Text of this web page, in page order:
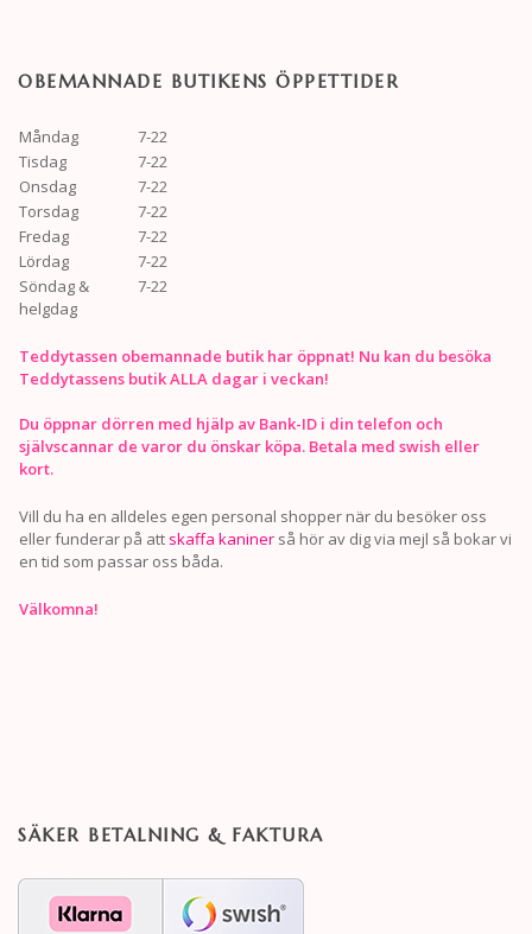
OBEMANNADE BUTIKENS ÖPPETTIDER
Måndag
7-22
Tisdag
7-22
Onsdag
7-22
Torsdag
7-22
Fredag
7-22
Lördag
7-22
Söndag &
helgdag
7-22
Teddytassen obemannade butik har öppnat! Nu kan du besöka
Teddytassens butik ALLA dagar i veckan!
Du öppnar dörren med hjälp av Bank-ID i din telefon och
självscannar de varor du önskar köpa. Betala med swish eller
kort.
Vill du ha en alldeles egen personal shopper när du besöker oss
eller funderar på att skaffa kaniner så hör av dig via mejl så bokar vi
en tid som passar oss båda.
Välkomna!
SÄKER BETALNING & FAKTURA